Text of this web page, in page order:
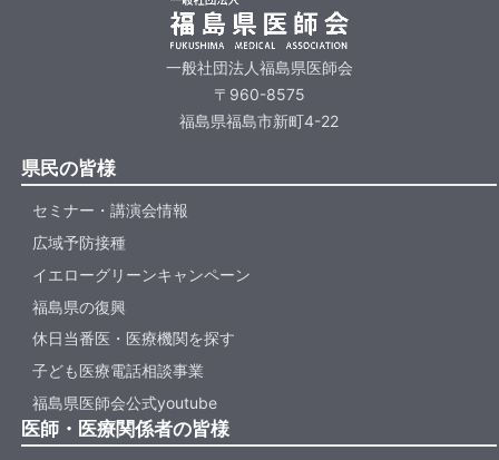
一般社団法人福島県医師会
〒960-8575
福島県福島市新町4-22
県民の皆様
セミナー・講演会情報
広域予防接種
イエローグリーンキャンペーン
福島県の復興
休日当番医・医療機関を探す
子ども医療電話相談事業
福島県医師会公式youtube
医師・医療関係者の皆様